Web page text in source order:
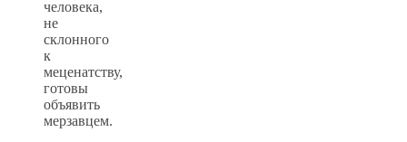
человека,
не
склонного
к
меценатству,
готовы
объявить
мерзавцем.